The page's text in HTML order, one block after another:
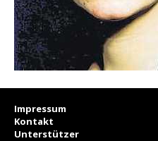
Impressum
Kontakt
Unterstützer